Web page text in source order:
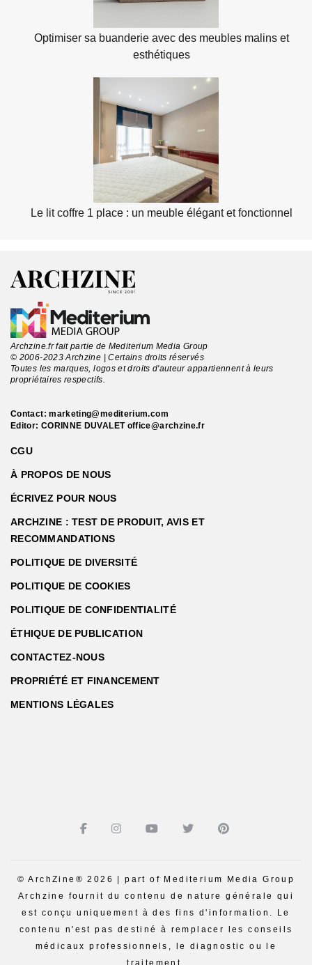
Optimiser sa buanderie avec des meubles malins et
esthétiques
Le lit coffre 1 place : un meuble élégant et fonctionnel
Archzine.fr fait partie de Mediterium Media Group
© 2006-2023 Archzine | Certains droits réservés
Toutes les marques, logos et droits d'auteur appartiennent à leurs
propriétaires respectifs.
Contact:marketing@mediterium.com
Editor: CORINNE DUVALET office@archzine.fr
CGU
À PROPOS DE NOUS
ÉCRIVEZ POUR NOUS
ARCHZINE : TEST DE PRODUIT, AVIS ET
RECOMMANDATIONS
POLITIQUE DE DIVERSITÉ
POLITIQUE DE COOKIES
POLITIQUE DE CONFIDENTIALITÉ
ÉTHIQUE DE PUBLICATION
CONTACTEZ-NOUS
PROPRIÉTÉ ET FINANCEMENT
MENTIONS LÉGALES
© ArchZine® 2026 | part of Mediterium Media Group
Archzine fournit du contenu de nature générale qui
est conçu uniquement à des fins d'information. Le
contenu n'est pas destiné à remplacer les conseils
médicaux professionnels, le diagnostic ou le
traitement.